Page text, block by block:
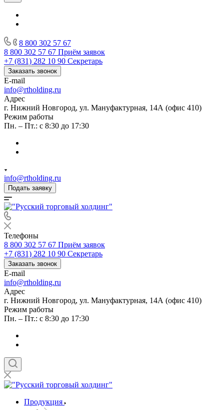
8 800 302 57 67
8 800 302 57 67 Приём заявок
+7 (831) 282 10 90 Секретарь
Заказать звонок
E-mail
info@rtholding.ru
Адрес
г. Нижний Новгород, ул. Мануфактурная, 14А (офис 410)
Режим работы
Пн. – Пт.: с 8:30 до 17:30
info@rtholding.ru
Подать заявку
Телефоны
8 800 302 57 67 Приём заявок
+7 (831) 282 10 90 Секретарь
Заказать звонок
E-mail
info@rtholding.ru
Адрес
г. Нижний Новгород, ул. Мануфактурная, 14А (офис 410)
Режим работы
Пн. – Пт.: с 8:30 до 17:30
Продукция